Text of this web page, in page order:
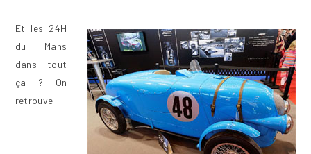
Et les 24H
du Mans
dans tout
ça ? On
retrouve